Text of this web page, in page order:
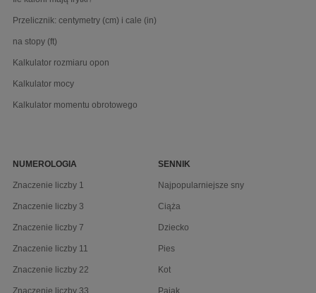
Przelicznik: centymetry (cm) i cale (in)
na stopy (ft)
Kalkulator rozmiaru opon
Kalkulator mocy
Kalkulator momentu obrotowego
NUMEROLOGIA
Znaczenie liczby 1
Znaczenie liczby 3
Znaczenie liczby 7
Znaczenie liczby 11
Znaczenie liczby 22
SENNIK
Najpopularniejsze sny
Ciąża
Dziecko
Pies
Kot